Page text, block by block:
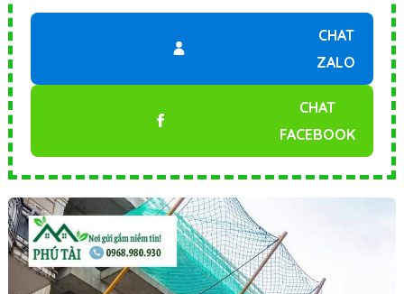
CHAT
ZALO
CHAT
FACEBOOK